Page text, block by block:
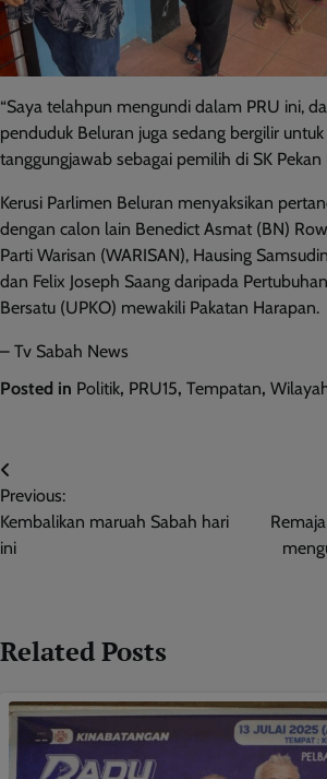
“Saya telahpun mengundi dalam PRU ini,
penduduk Beluran juga sedang bergilir
tanggungjawab sebagai pemilih di SK Pekan
Kerusi Parlimen Beluran menyaksikan
dengan calon lain Benedict Asmat (BN)
Parti Warisan (WARISAN), Hausing
dan Felix Joseph Saang daripada
Bersatu (UPKO) mewakili Pakatan Harapan.
– Tv Sabah News
Posted in Politik, PRU15, Tempatan,
Post
navigation
Previous:
Kembalikan maruah Sabah hari
ini
Related Posts